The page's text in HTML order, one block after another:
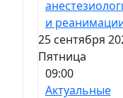
и
25 сентября
Пятница
09:00
Актуальные